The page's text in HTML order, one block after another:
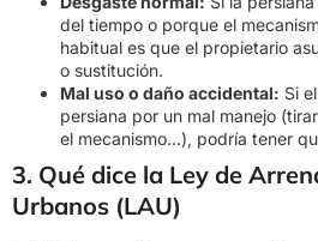
del tiempo o porque el
habitual es que el propietario
o sustitución.
Mal uso o daño accidental: Si
persiana por un mal manejo
el mecanismo…), podría tener
3. Qué dice la Ley de
Urbanos (LAU)